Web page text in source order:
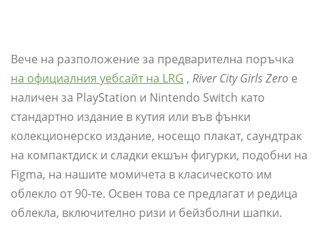
Вече на разположение за предварителна поръчка
на официалния уебсайт на LRG , River City Girls Zero е
наличен за PlayStation и Nintendo Switch като
стандартно издание в кутия или във фънки
колекционерско издание, носещо плакат, саундтрак
на компактдиск и сладки екшън фигурки, подобни на
Figma, на нашите момичета в класическото им
облекло от 90-те. Освен това се предлагат и редица
облекла, включително ризи и бейзболни шапки.